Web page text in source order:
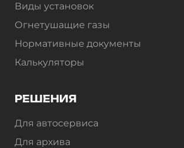
Виды установок
Огнетушащие газы
Нормативные документы
Калькуляторы
РЕШЕНИЯ
Для автосервиса
Для архива